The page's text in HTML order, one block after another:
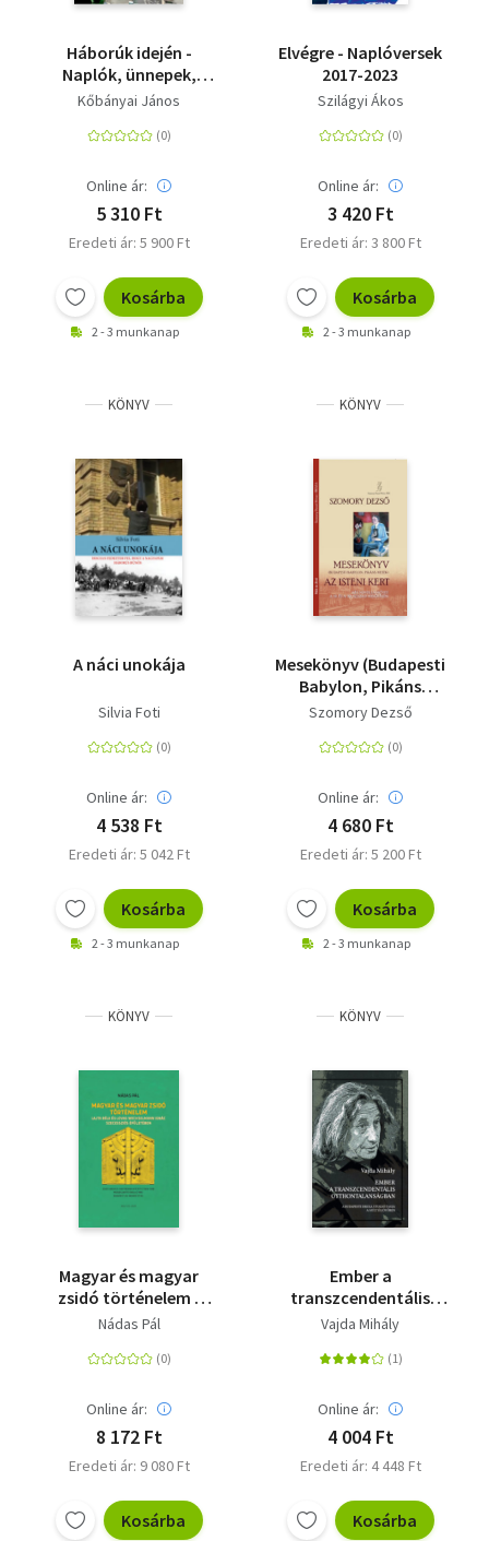
Háborúk idején -
Naplók, ünnepek,
nekrológok és
2022. június-2025.
Kőbányai János
Online ár:
5 310 Ft
Eredeti ár: 5 900 Ft
Kosárba
2 - 3 munkanap
Elvégre - Naplóversek
2017-2023
Szilágyi Ákos
Online ár:
3 420 Ft
Eredeti ár: 3 800 Ft
Kosárba
2 - 3 munkanap
KÖNYV
A náci unokája
Silvia Foti
Online ár:
4 538 Ft
Eredeti ár: 5 042 Ft
Kosárba
2 - 3 munkanap
KÖNYV
Mesekönyv (Budapesti
Babylon, Pikáns
mesék) - Az isteni kert
Szomory Dezső
Online ár:
4 680 Ft
Eredeti ár: 5 200 Ft
Kosárba
2 - 3 munkanap
KÖNYV
Magyar és magyar
zsidó történelem -
Lajta Béla és Lovag
szecessziós
Nádas Pál
Online ár:
8 172 Ft
Eredeti ár: 9 080 Ft
Kosárba
KÖNYV
Ember a
transzcendentális
otthontalanságban
Vajda Mihály
Online ár:
4 004 Ft
Eredeti ár: 4 448 Ft
Kosárba